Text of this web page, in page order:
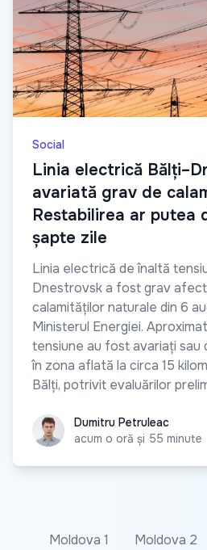
Social
Linia electrică
avariată grav de
Restabilirea ar putea
șapte zile
Linia electrică de înaltă
Dnestrovsk a fost grav
calamităților naturale din 6
Ministerul Energiei.
tensiune au fost avariați sau
în zona aflată la circa 15
Bălți, potrivit evaluărilor
Dumitru Petruleac
Dumitru Petruleac
acum o oră și 55 minute
Moldova 1 Moldova 2